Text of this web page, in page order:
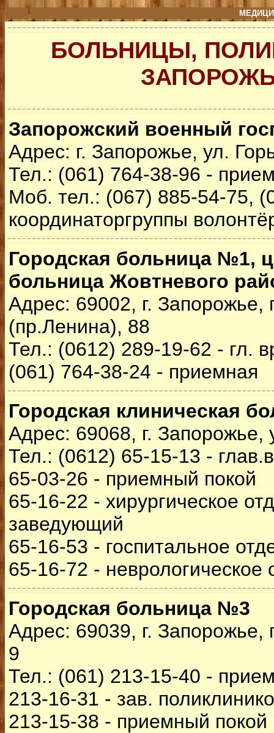
БОЛЬНИЦЫ,
Запорожский военный
Адрес: г. Запорожье, ул.
Тел.: (061) 764-38-96 -
Моб. тел.: (067) 885-54-75,
координаторгруппы
Городская больница №1,
больница Жовтневого
Адрес: 69002, г.
(пр.Ленина), 88
Тел.: (0612) 289-19-62 - гл.
(061) 764-38-24 - приемная
Городская клиническая
Адрес: 69068, г.
Тел.: (0612) 65-15-13 -
65-03-26 - приемный покой
65-16-22 - хирургическое
заведующий
65-16-53 - госпитальное
65-16-72 - неврологическое
Городская больница №3
Адрес: 69039, г. Запорожье,
9
Тел.: (061) 213-15-40 -
213-16-31 - зав.
213-15-38 - приемный покой